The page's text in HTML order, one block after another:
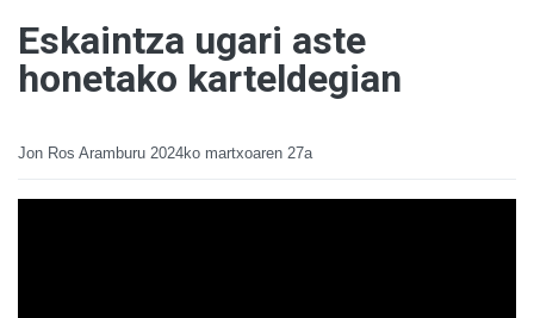
Eskaintza ugari aste
honetako karteldegian
Jon Ros Aramburu 2024ko martxoaren 27a